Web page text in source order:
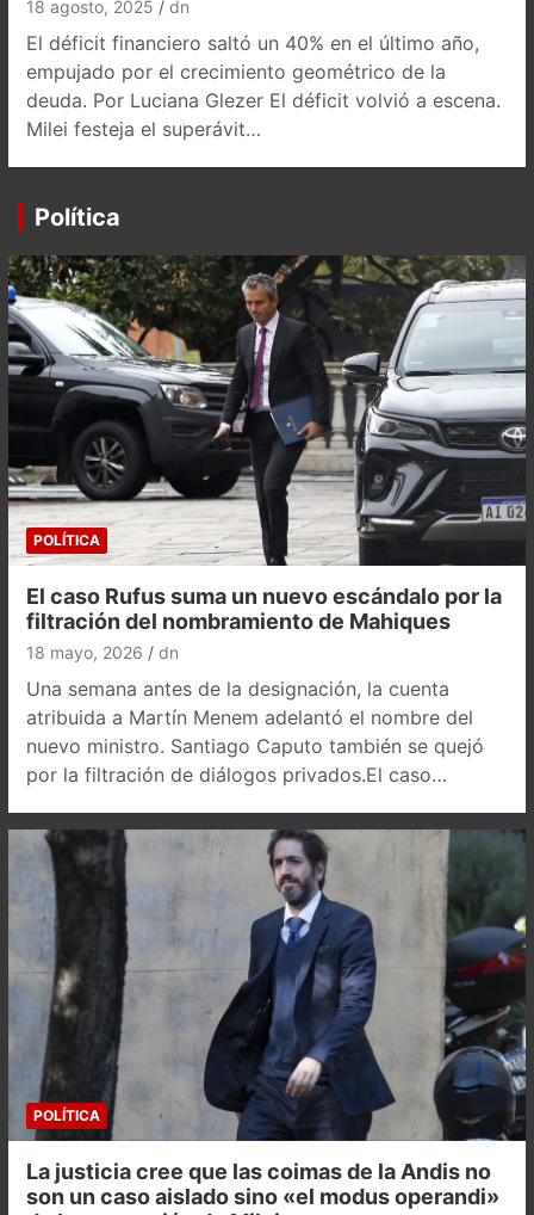
18 agosto, 2025 dn
El déficit financiero saltó un 40% en el último año,
empujado por el crecimiento geométrico de la
deuda. Por Luciana Glezer El déficit volvió a escena.
Milei festeja el superávit…
Política
POLÍTICA
El caso Rufus suma un nuevo escándalo por la
filtración del nombramiento de Mahiques
18 mayo, 2026 dn
Una semana antes de la designación, la cuenta
atribuida a Martín Menem adelantó el nombre del
nuevo ministro. Santiago Caputo también se quejó
por la filtración de diálogos privados.El caso…
POLÍTICA
La justicia cree que las coimas de la Andis no
son un caso aislado sino «el modus operandi»